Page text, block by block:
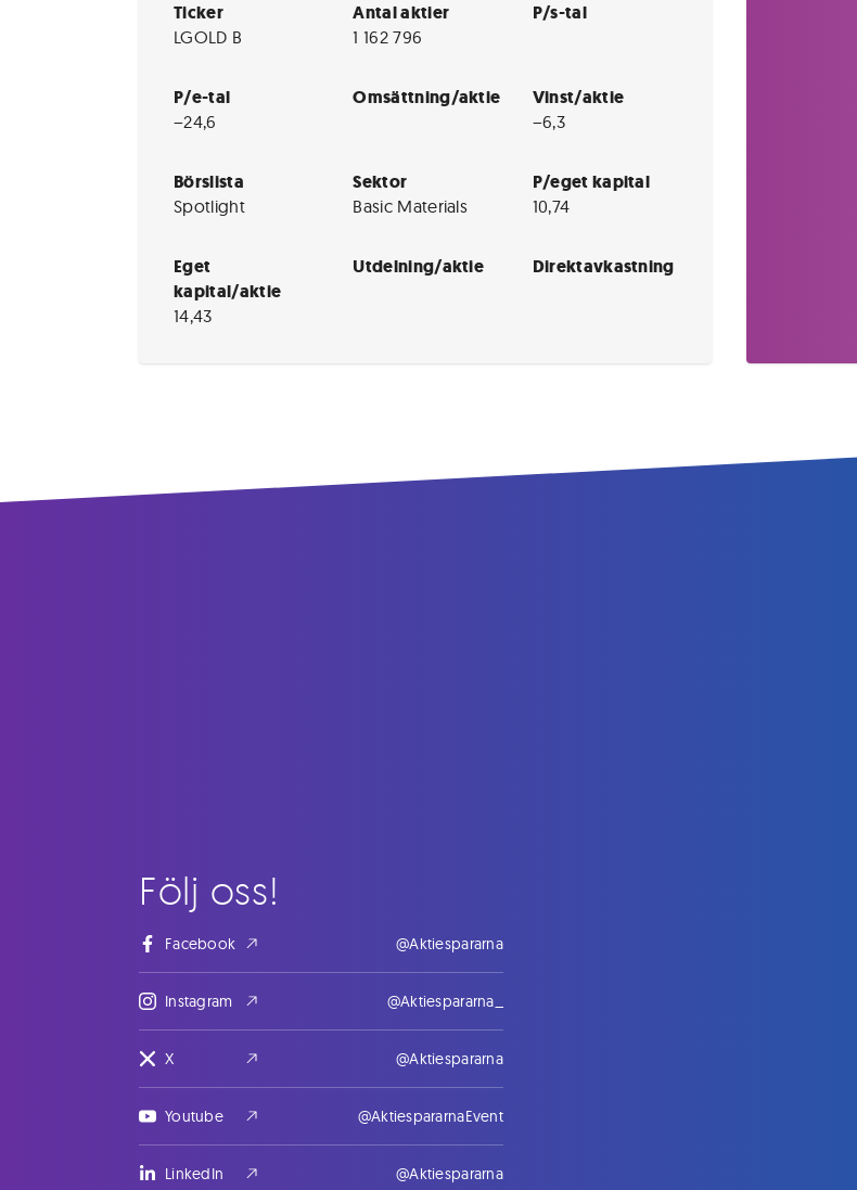
Ticker
LGOLD B
Antal aktier
1 162 796
P/s-tal
P/e-tal
−24,6
Omsättning/aktie Vinst/aktie
−6,3
Börslista
Spotlight
Sektor
Basic Materials
P/eget kapital
10,74
Eget
kapital/aktie
14,43
Utdelning/aktie Direktavkastning
Följ oss!
Facebook @Aktiespararna
Instagram @Aktiespararna_
X @Aktiespararna
Youtube @AktiespararnaEvent
LinkedIn @Aktiespararna